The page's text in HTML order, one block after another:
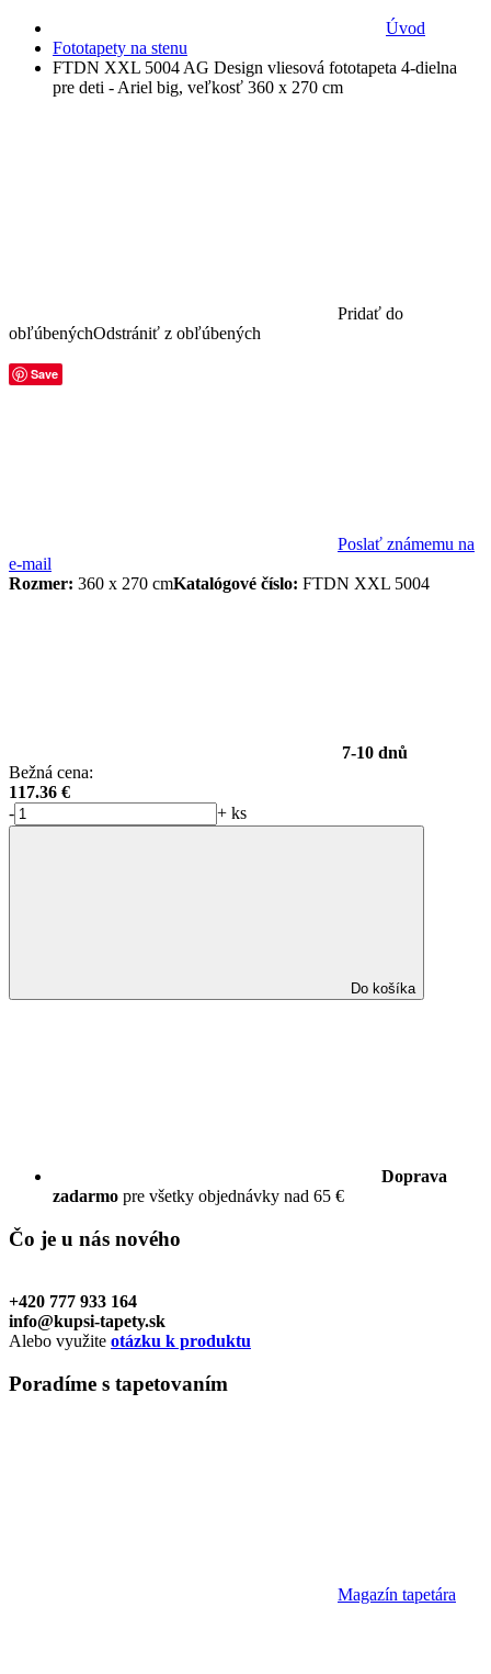
Úvod
Fototapety na stenu
FTDN XXL 5004 AG Design vliesová fototapeta 4-dielna
pre deti - Ariel big, veľkosť 360 x 270 cm
Pridať do
obľúbenýchOdstrániť z obľúbených
Save
Poslať známemu na
e-mail
Rozmer: 360 x 270 cmKatalógové číslo: FTDN XXL 5004
7-10 dnů
Bežná cena:
117.36 €
-
+ ks
Do košíka
Doprava
zadarmo pre všetky objednávky nad 65 €
Čo je u nás nového
+420 777 933 164
info@kupsi-tapety.sk
Alebo využite otázku k produktu
Poradíme s tapetovaním
Magazín tapetára